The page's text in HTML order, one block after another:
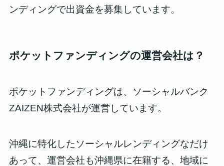
ンディングで出資金を募集しています。
ポケットファンディングの運営会社は？
ポケットファンディングは、ソーシャルバンク
ZAIZEN株式会社が運営しています。
沖縄に特化したソーシャルレンディングなだけ
あって、運営会社も沖縄県に在籍する、地域に